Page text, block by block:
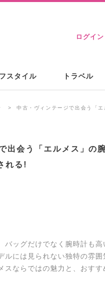
ログイン
スタイル トラベル
中古・ヴィンテージで出会う「
出会う「エルメス」の
れる!
ッグだけでなく腕時計も高
には見られない独特の雰囲
スならではの魅力と、おすす